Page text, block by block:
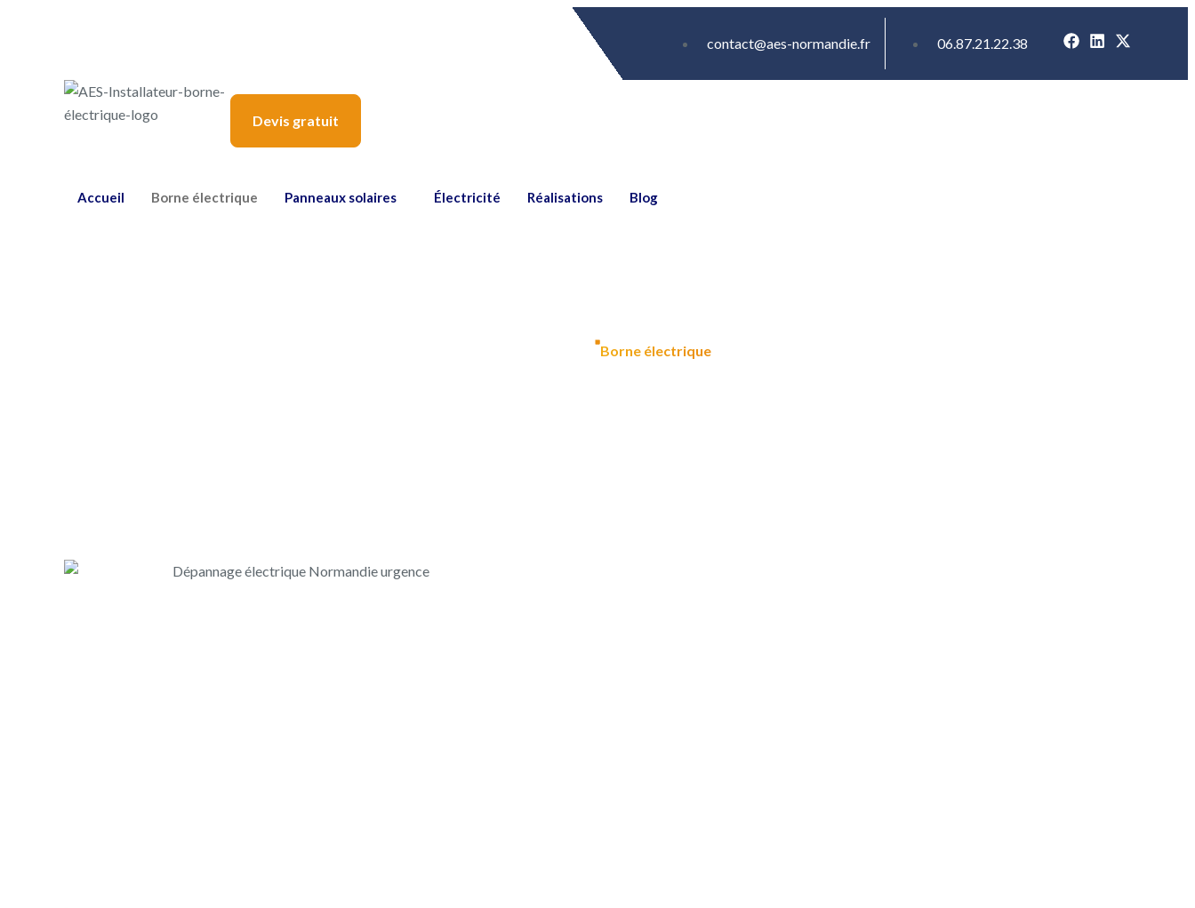
contact@aes-normandie.fr 06.87.21.22.38
Devis gratuit
Accueil Borne électrique Panneaux solaires Électricité Réalisations Blog
Borne électrique